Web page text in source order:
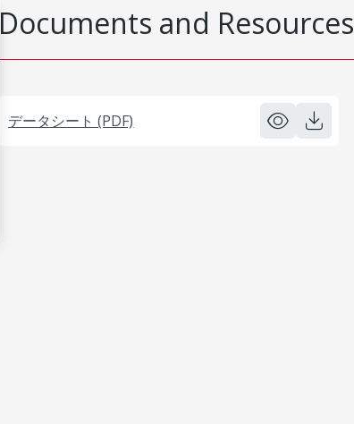
Documents and Resources
データシート (PDF)